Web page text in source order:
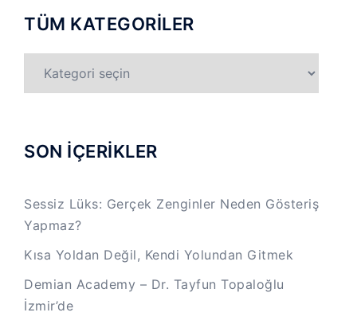
TÜM KATEGORİLER
KATEGORİLER
SON İÇERİKLER
Sessiz Lüks: Gerçek Zenginler Neden Gösteriş
Yapmaz?
Kısa Yoldan Değil, Kendi Yolundan Gitmek
Demian Academy – Dr. Tayfun Topaloğlu
İzmir’de